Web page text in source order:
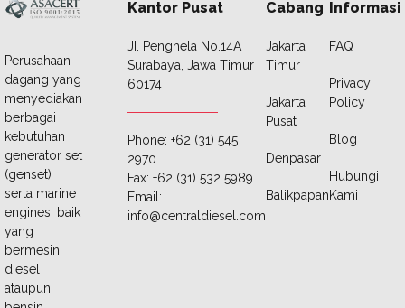
Perusahaan
dagang yang
menyediakan
berbagai
kebutuhan
generator set
(genset)
serta marine
engines, baik
yang
bermesin
diesel
ataupun
Kantor Pusat
JI. Penghela No.14A
Surabaya, Jawa Timur
60174
Phone: +62 (31) 545
2970
Fax: +62 (31) 532 5989
Email:
info@centraldiesel.com
Cabang
Jakarta
Timur
Jakarta
Pusat
Denpasar
Balikpapan
Informasi
FAQ
Privacy
Policy
Blog
Hubungi
Kami